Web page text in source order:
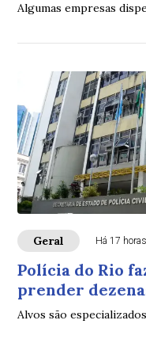
Algumas empresas
Geral Há 17 horas
Polícia do Rio
prender
Alvos são